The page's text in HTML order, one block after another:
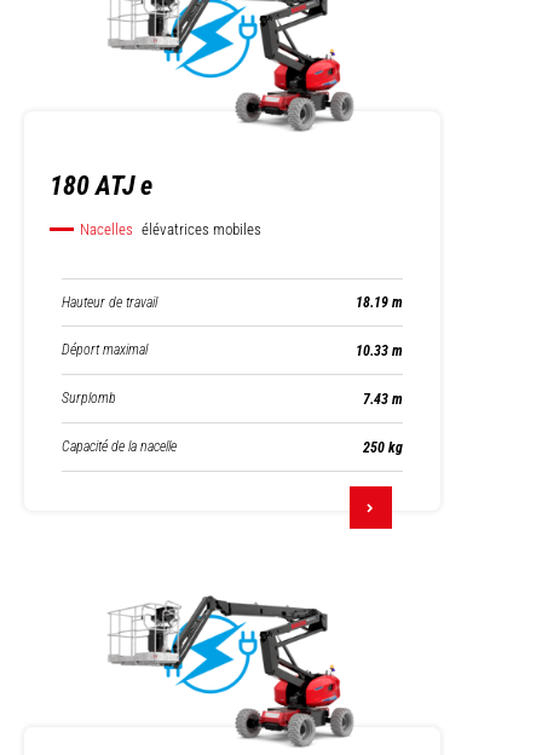
180 ATJ e
Nacelles élévatrices mobiles
Hauteur de travail 18.19 m
Déport maximal 10.33 m
Surplomb 7.43 m
Capacité de la nacelle 250 kg